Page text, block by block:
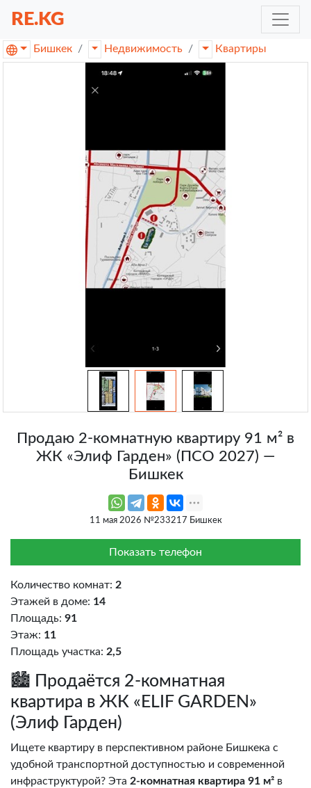
RE.KG
Бишкек Недвижимость Квартиры
Продаю 2-комнатную квартиру 91 м² в
ЖК «Элиф Гарден» (ПСО 2027) —
Бишкек
11 мая 2026 №233217 Бишкек
Показать телефон
Количество комнат: 2
Этажей в доме: 14
Площадь: 91
Этаж: 11
Площадь участка: 2,5
🏙️ Продаётся 2-комнатная
квартира в ЖК «ELIF GARDEN»
(Элиф Гарден)
Ищете квартиру в перспективном районе Бишкека с
удобной транспортной доступностью и современной
инфраструктурой? Эта 2-комнатная квартира 91 м² в